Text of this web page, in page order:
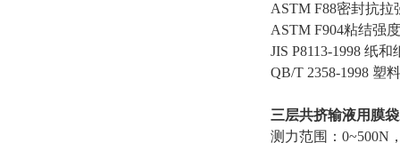
ASTM F88密封抗拉
ASTM F904粘结强
JIS P8113-1998 纸
QB/T 2358-1998 塑
三层共挤输液用膜
测力范围：0~500N